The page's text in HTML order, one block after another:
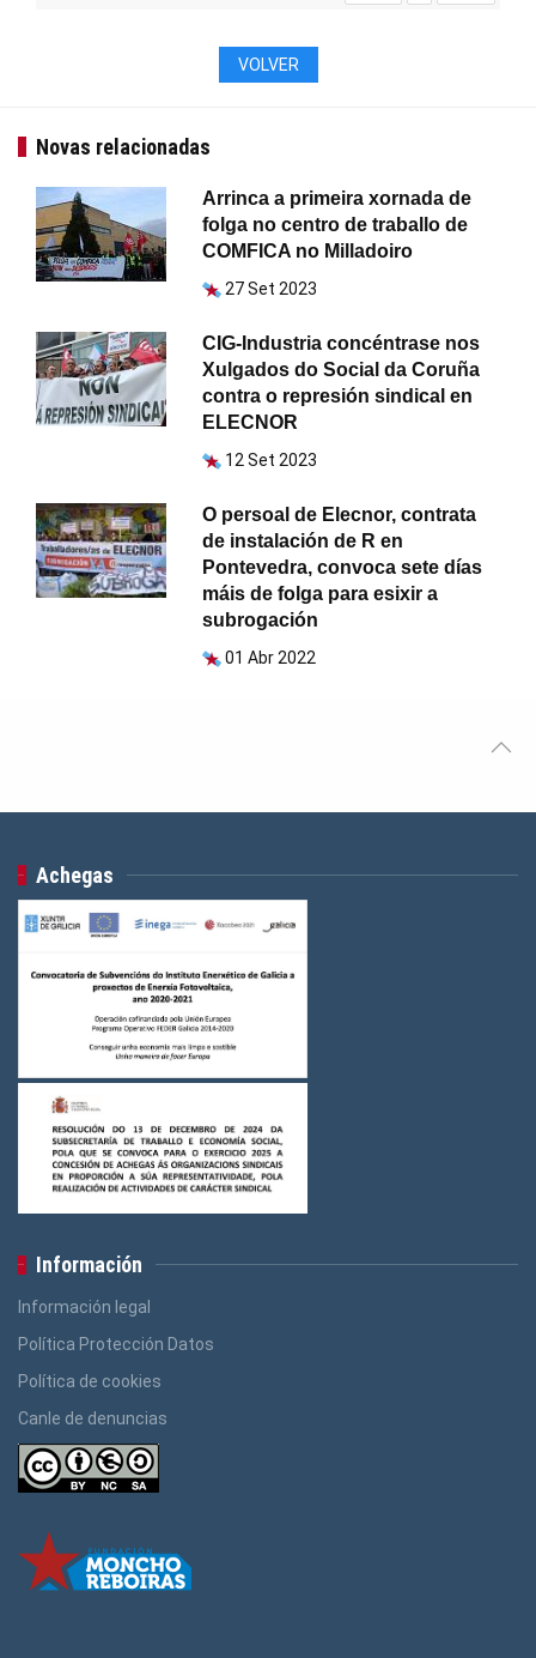
VOLVER
Novas relacionadas
Arrinca a primeira xornada de
folga no centro de traballo de
COMFICA no Milladoiro
27 Set 2023
CIG-Industria concéntrase nos
Xulgados do Social da Coruña
contra o represión sindical en
ELECNOR
12 Set 2023
O persoal de Elecnor, contrata
de instalación de R en
Pontevedra, convoca sete días
máis de folga para esixir a
subrogación
01 Abr 2022
Achegas
Información
Información legal
Política Protección Datos
Política de cookies
Canle de denuncias